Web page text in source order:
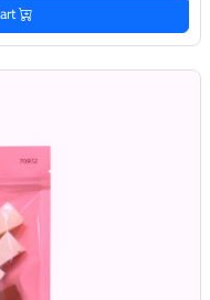
productList.addToCart